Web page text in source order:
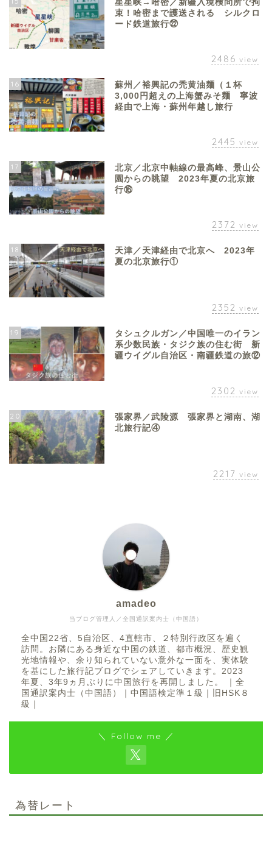
星星峡→哈密／新疆入境検問所で拘
束！哈密まで護送される シルクロ
ード鉄道旅行㉒
2486 view
16
蘇州／裕興記の禿黄油麺（１杯
3,000円超えの上海蟹みそ麺 寧波
経由で上海・蘇州年越し旅行
2445 view
17
北京／北京中軸線の最高峰、景山公
園からの眺望 2023年夏の北京旅
行⑯
2372 view
18
天津／天津経由で北京へ 2023年
夏の北京旅行①
2352 view
19
タシュクルガン／中国唯一のイラン
系少数民族・タジク族の住む街 新
疆ウイグル自治区・南疆鉄道の旅⑫
2302 view
20
張家界／武陵源 張家界と湖南、湖
北旅行記④
2217 view
当ブログ管理人／全国通訳案内士（中国語）
amadeo
全中国22省、5自治区、4直轄市、２特別行政区を遍く
訪問。お隣にある身近な中国の鉄道、都市概況、歴史観
光地情報や、余り知られていない意外な一面を、実体験
を基にした旅行記ブログでシェアしていきます。2023
年夏、3年9ヵ月ぶりに中国旅行を再開しました。 ｜全
国通訳案内士（中国語）｜中国語検定準１級｜旧HSK８
級｜
＼ Follow me ／
為替レート